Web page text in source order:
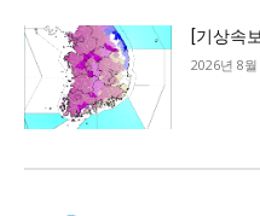
[기상속
2026년 8월